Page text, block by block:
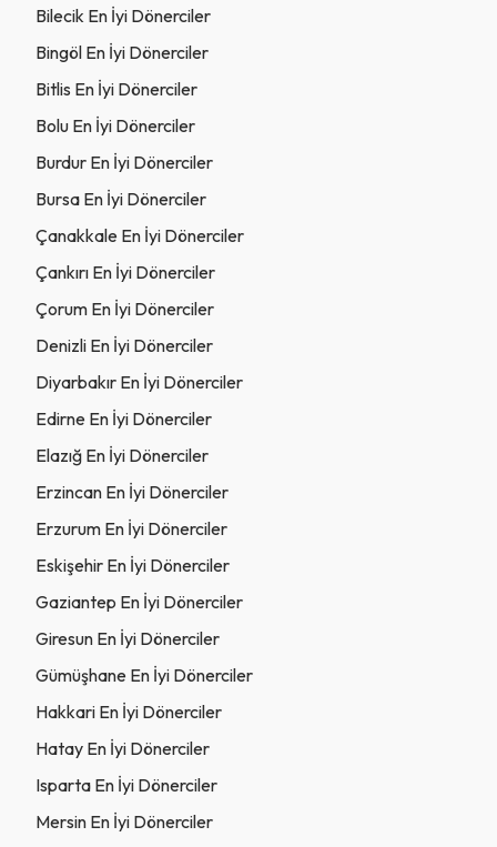
Bilecik En İyi Dönerciler
Bingöl En İyi Dönerciler
Bitlis En İyi Dönerciler
Bolu En İyi Dönerciler
Burdur En İyi Dönerciler
Bursa En İyi Dönerciler
Çanakkale En İyi Dönerciler
Çankırı En İyi Dönerciler
Çorum En İyi Dönerciler
Denizli En İyi Dönerciler
Diyarbakır En İyi Dönerciler
Edirne En İyi Dönerciler
Elazığ En İyi Dönerciler
Erzincan En İyi Dönerciler
Erzurum En İyi Dönerciler
Eskişehir En İyi Dönerciler
Gaziantep En İyi Dönerciler
Giresun En İyi Dönerciler
Gümüşhane En İyi Dönerciler
Hakkari En İyi Dönerciler
Hatay En İyi Dönerciler
Isparta En İyi Dönerciler
Mersin En İyi Dönerciler